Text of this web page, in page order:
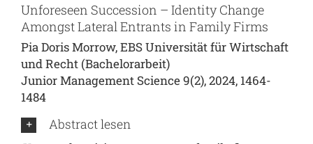
Unforeseen Succession – Identity Change
Amongst Lateral Entrants in Family Firms
Pia Doris Morrow, EBS Universität für Wirtschaft
und Recht (Bachelorarbeit)
Junior Management Science 9(2), 2024, 1464-
1484
Abstract lesen